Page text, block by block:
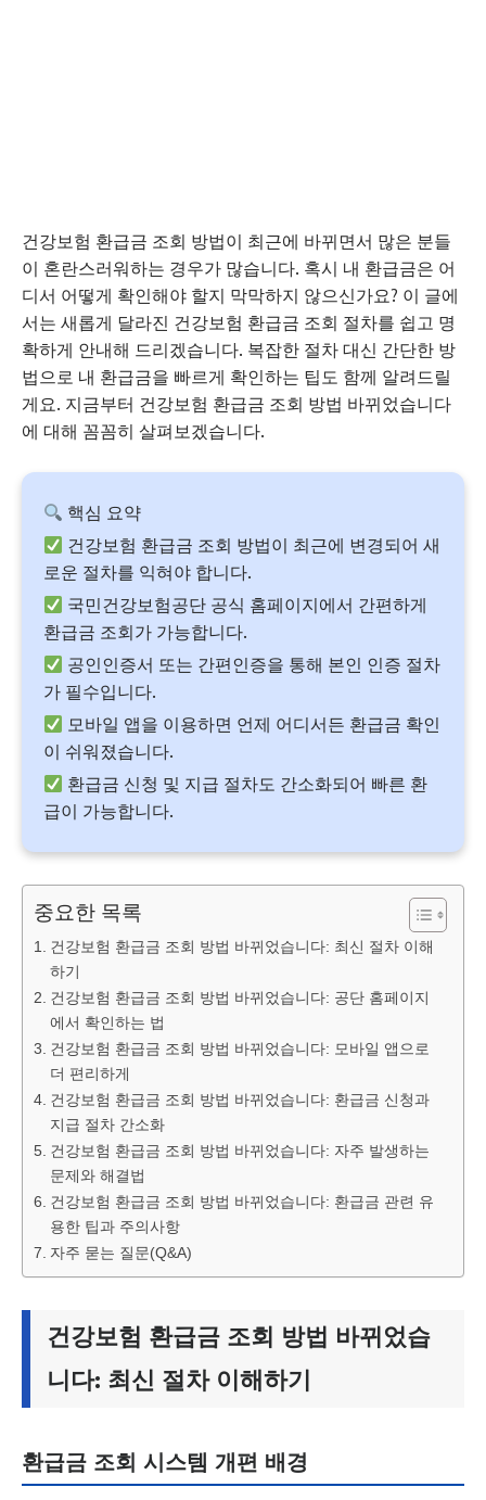
건강보험 환급금 조회 방법이 최근에 바뀌면서 많은 분들
이 혼란스러워하는 경우가 많습니다. 혹시 내 환급금은 어
디서 어떻게 확인해야 할지 막막하지 않으신가요? 이 글에
서는 새롭게 달라진 건강보험 환급금 조회 절차를 쉽고 명
확하게 안내해 드리겠습니다. 복잡한 절차 대신 간단한 방
법으로 내 환급금을 빠르게 확인하는 팁도 함께 알려드릴
게요. 지금부터 건강보험 환급금 조회 방법 바뀌었습니다
에 대해 꼼꼼히 살펴보겠습니다.
핵심 요약
건강보험 환급금 조회 방법이 최근에 변경되어 새
로운 절차를 익혀야 합니다.
국민건강보험공단 공식 홈페이지에서 간편하게
환급금 조회가 가능합니다.
공인인증서 또는 간편인증을 통해 본인 인증 절차
가 필수입니다.
모바일 앱을 이용하면 언제 어디서든 환급금 확인
이 쉬워졌습니다.
환급금 신청 및 지급 절차도 간소화되어 빠른 환
급이 가능합니다.
중요한 목록
건강보험 환급금 조회 방법 바뀌었습니다: 최신 절차 이해
하기
건강보험 환급금 조회 방법 바뀌었습니다: 공단 홈페이지
에서 확인하는 법
건강보험 환급금 조회 방법 바뀌었습니다: 모바일 앱으로
더 편리하게
건강보험 환급금 조회 방법 바뀌었습니다: 환급금 신청과
지급 절차 간소화
건강보험 환급금 조회 방법 바뀌었습니다: 자주 발생하는
문제와 해결법
건강보험 환급금 조회 방법 바뀌었습니다: 환급금 관련 유
용한 팁과 주의사항
자주 묻는 질문(Q&A)
건강보험 환급금 조회 방법 바뀌었습
니다: 최신 절차 이해하기
환급금 조회 시스템 개편 배경